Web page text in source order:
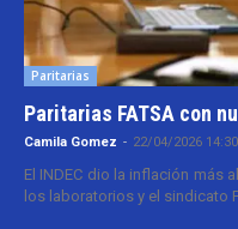
Paritarias
Paritarias FATSA con
Camila Gomez - 22/04/2026 14:30
El INDEC dio la inflación más
los laboratorios y el sindicato